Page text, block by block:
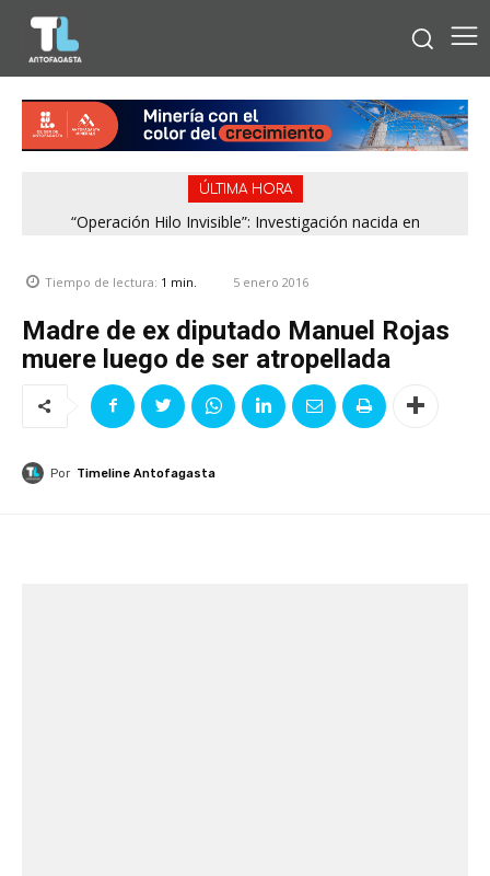
ÚLTIMA HORA
“Operación Hilo Invisible”: Investigación nacida en
Tiempo de lectura: 1 min. 5 enero 2016
Madre de ex diputado Manuel Rojas
muere luego de ser atropellada
Por Timeline Antofagasta